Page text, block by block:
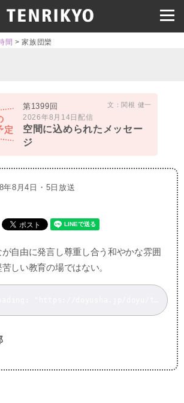
間 >家族団欒
定
第1399回
2026年8月14日配信
空間に込められたメッセー
ジ
文：関根 健一
年8月4日・5日放送
自由に発言し尊重し合う和やかな雰囲
しい教育の場ではない。